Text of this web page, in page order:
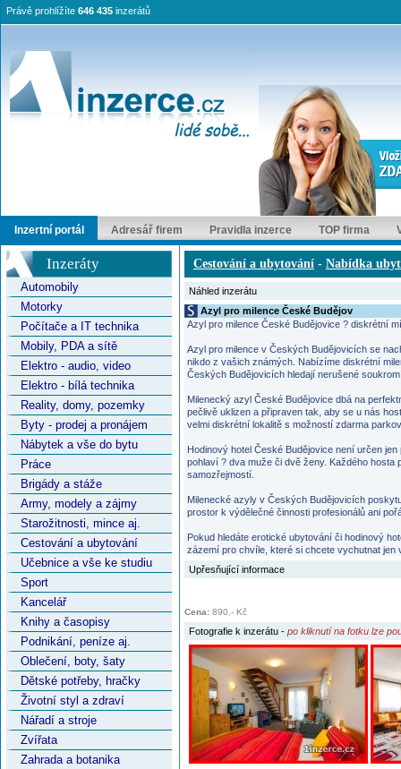
Právě prohlížíte 646 435 inzerátů
Inzertní portál Adresář firem Pravidla inzerce TOP firma
Inzeráty
Automobily
Motorky
Počítače a IT technika
Mobily, PDA a sítě
Elektro - audio, video
Elektro - bílá technika
Reality, domy, pozemky
Byty - prodej a pronájem
Nábytek a vše do bytu
Práce
Brigády a stáže
Army, modely a zájmy
Starožitnosti, mince aj.
Cestování a ubytování
Učebnice a vše ke studiu
Sport
Kancelář
Knihy a časopisy
Podnikání, peníze aj.
Oblečení, boty, šaty
Dětské potřeby, hračky
Životní styl a zdraví
Nářadí a stroje
Zvířata
Zahrada a botanika
Cestování a ubytování - Nabídka
Náhled inzerátu
Azyl pro milence České Budějov
Azyl pro milence České Budějovice ? diskrétní
Azyl pro milence v Českých Budějovicích se
nikdo z vašich známých. Nabízíme diskrétní
Českých Budějovicích hledají nerušené
Milenecký azyl České Budějovice dbá na
pečlivě uklizen a připraven tak, aby se u nás
velmi diskrétní lokalitě s možností zdarma
Hodinový hotel České Budějovice není určen
pohlaví ? dva muže či dvě ženy. Každého hosta
samozřejmostí.
Milenecké azyly v Českých Budějovicích
prostor k výdělečné činnosti profesionálů ani
Pokud hledáte erotické ubytování či hodinový
zázemí pro chvíle, které si chcete vychutnat jen
Upřesňující informace
Cena: 890,- Kč
Fotografie k inzerátu - po kliknutí na fotku lze